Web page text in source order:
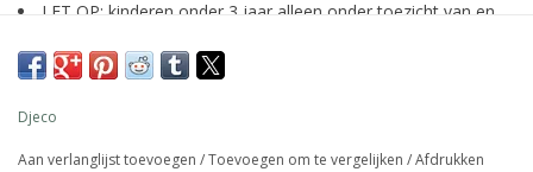
LET OP: kinderen onder 3 jaar alleen onder toezicht van en
Djeco
Aan verlanglijst toevoegen /Toevoegen om te vergelijken /Afdrukken